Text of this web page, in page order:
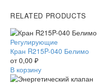
RELATED PRODUCTS
Кран
R215P-
040
Белимо
Регулирующие
Кран R215P-040 Белимо
от0,00 ₽
В корзину